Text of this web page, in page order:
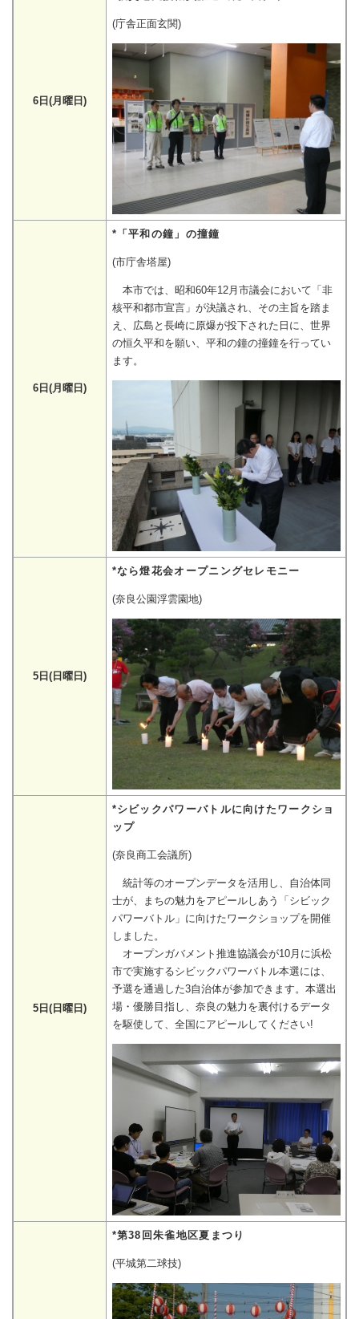
6日(月曜日)
(庁舎正面玄関)
6日(月曜日)
*「平和の鐘」の撞鐘
(市庁舎塔屋)
本市では、昭和60年12月市議会において「非
核平和都市宣言」が決議され、その主旨を踏ま
え、広島と長崎に原爆が投下された日に、世界
の恒久平和を願い、平和の鐘の撞鐘を行ってい
ます。
5日(日曜日)
*なら燈花会オープニングセレモニー
(奈良公園浮雲園地)
5日(日曜日)
*シビックパワーバトルに向けたワークショ
ップ
(奈良商工会議所)
統計等のオープンデータを活用し、自治体同
士が、まちの魅力をアピールしあう「シビック
パワーバトル」に向けたワークショップを開催
しました。
オープンガバメント推進協議会が10月に浜松
市で実施するシビックパワーバトル本選には、
予選を通過した3自治体が参加できます。本選出
場・優勝目指し、奈良の魅力を裏付けるデータ
を駆使して、全国にアピールしてください!
*第38回朱雀地区夏まつり
(平城第二球技)